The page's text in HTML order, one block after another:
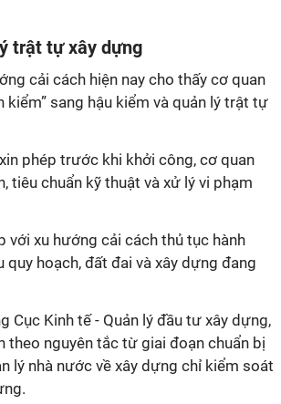
trật tự xây dựng
cải cách hiện nay cho thấy cơ quan
kiểm” sang hậu kiểm và quản lý trật tự
phép trước khi khởi công, cơ quan
tiêu chuẩn kỹ thuật và xử lý vi phạm
với xu hướng cải cách thủ tục hành
hoạch, đất đai và xây dựng đang
Cục Kinh tế - Quản lý đầu tư xây dựng,
theo nguyên tắc từ giai đoạn chuẩn bị
lý nhà nước về xây dựng chỉ kiểm soát